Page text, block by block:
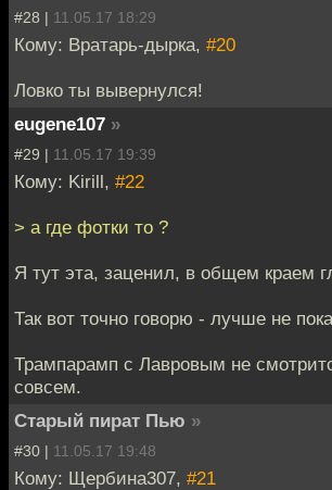
#28 | 11.05.17 18:29
Кому: Вратарь-дырка, #20
Ловко ты вывернулся!
eugene107 »
#29 | 11.05.17 19:39
Кому: Kirill, #22
> а где фотки то ?
Я тут эта, заценил, в общем краем
Так вот точно говорю - лучше не
Трампарамп с Лавровым не
совсем.
Старый пират Пью »
#30 | 11.05.17 19:48
Кому: Щербина307, #21